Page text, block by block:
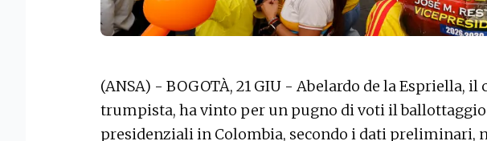
(ANSA) - BOGOTÀ, 21 GIU - Abelardo de la Espriella, il
trumpista, ha vinto per un pugno di voti il
presidenziali in Colombia, secondo i dati preliminari,